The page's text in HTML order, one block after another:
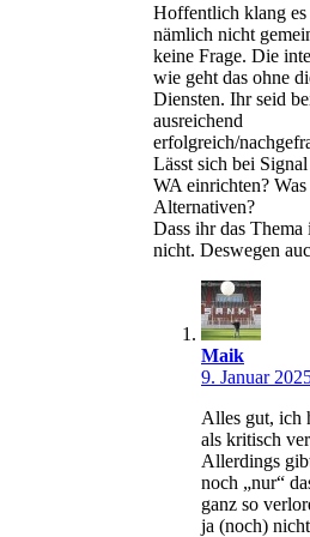
Hoffentlich klang
nämlich nicht
keine Frage. Die
wie geht das ohne
Diensten. Ihr seid
ausreichend
erfolgreich/
Lässt sich bei
WA einrichten?
Alternativen?
Dass ihr das
nicht. Deswegen
Maik
9. Januar
Alles gut, ich
als kritisch
Allerdings
noch „nur“
ganz so
ja (noch)